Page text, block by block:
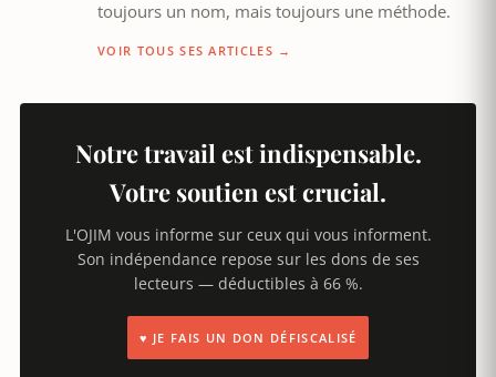
toujours un nom, mais toujours une méthode.
VOIR TOUS SES ARTICLES →
Notre travail est indispensable.
Votre soutien est crucial.
L'OJIM vous informe sur ceux qui vous informent.
Son indépendance repose sur les dons de ses
lecteurs — déductibles à 66 %.
♥ JE FAIS UN DON DÉFISCALISÉ